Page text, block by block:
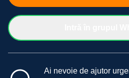
Ai nevoie de ajutor